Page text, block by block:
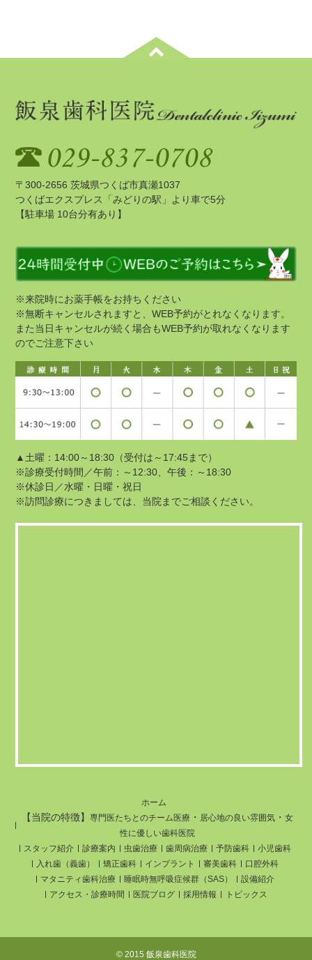
〒300-2656 茨城県つくば市真瀬1037
つくばエクスプレス「みどりの駅」より車で5分
【駐車場 10台分有あり】
※来院時にお薬手帳をお持ちください
※無断キャンセルされますと、WEB予約がとれなくなります。
また当日キャンセルが続く場合もWEB予約が取れなくなります
のでご注意下さい
▲土曜：14:00～18:30（受付は～17:45まで）
※診療受付時間／午前：～12:30、午後：～18:30
※休診日／水曜・日曜・祝日
※訪問診療につきましては、当院までご相談ください。
ホーム
【当院の特徴】 専門医たちとのチーム医療 ・ 居心地の良い雰囲気 ・ 女
性に優しい歯科医院
スタッフ紹介
診療案内 虫歯治療 歯周病治療 予防歯科
小児歯科
入れ歯（義歯）
矯正歯科 インプラント 審美歯科
口腔外科
マタニティ歯科治療
睡眠時無呼吸症候群（SAS）
設備紹介
アクセス・診療時間
医院ブログ 採用情報 トピックス
© 2015 飯泉歯科医院